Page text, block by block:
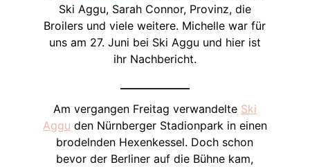
Ski Aggu, Sarah Connor, Provinz, die
Broilers und viele weitere. Michelle war für
uns am 27. Juni bei Ski Aggu und hier ist
ihr Nachbericht.
Am vergangen Freitag verwandelte Ski
Aggu den Nürnberger Stadionpark in einen
brodelnden Hexenkessel. Doch schon
bevor der Berliner auf die Bühne kam,